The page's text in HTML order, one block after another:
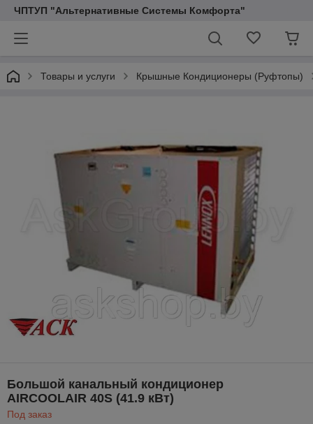
ЧПТУП "Альтернативные Системы Комфорта"
Товары и услуги Крышные Кондиционеры (Pуфтопы)
Большой канальный кондиционер
AIRCOOLAIR 40S (41.9 кВт)
Под заказ